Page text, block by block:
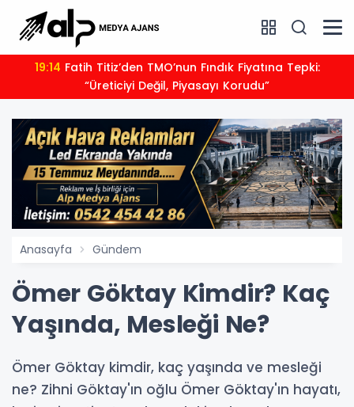
19:14
“Üreticiyi Değil, Piyasayı Korudu”
Anasayfa Gündem
Ömer Göktay Kimdir? Kaç
Yaşında, Mesleği Ne?
Ömer Göktay kimdir, kaç yaşında ve mesleği
ne? Zihni Göktay'ın oğlu Ömer Göktay'ın hayatı,